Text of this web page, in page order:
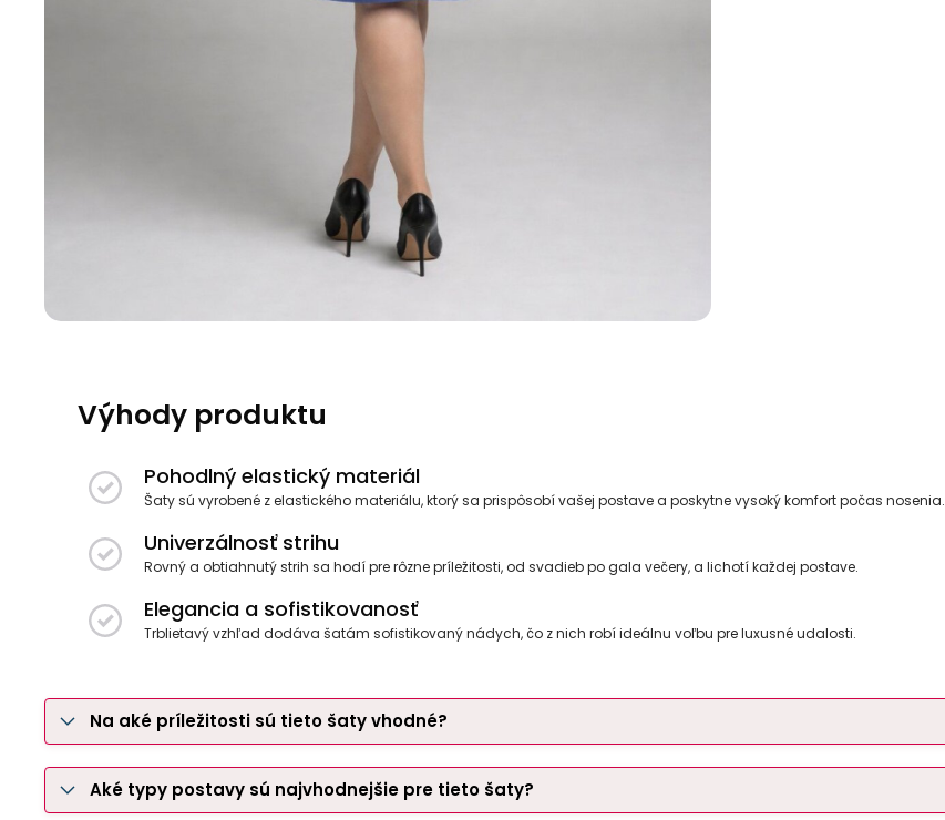
Výhody produktu
Pohodlný elastický materiál
Šaty sú vyrobené z elastického materiálu, ktorý sa prispôsobí vašej postave a poskytne vysoký komfort počas nosenia.
Univerzálnosť strihu
Rovný a obtiahnutý strih sa hodí pre rôzne príležitosti, od svadieb po gala večery, a lichotí každej postave.
Elegancia a sofistikovanosť
Trblietavý vzhľad dodáva šatám sofistikovaný nádych, čo z nich robí ideálnu voľbu pre luxusné udalosti.
Na aké príležitosti sú tieto šaty vhodné?
Aké typy postavy sú najvhodnejšie pre tieto šaty?